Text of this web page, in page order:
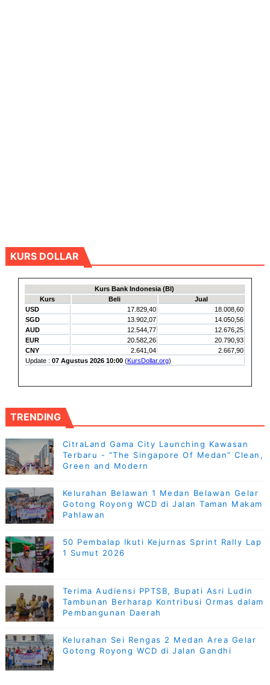
KURS DOLLAR
TRENDING
CitraLand Gama City Launching Kawasan
Terbaru - “The Singapore Of Medan” Clean,
Green and Modern
Kelurahan Belawan 1 Medan Belawan Gelar
Gotong Royong WCD di Jalan Taman Makam
Pahlawan
50 Pembalap Ikuti Kejurnas Sprint Rally Lap
1 Sumut 2026
Terima Audiensi PPTSB, Bupati Asri Ludin
Tambunan Berharap Kontribusi Ormas dalam
Pembangunan Daerah
Kelurahan Sei Rengas 2 Medan Area Gelar
Gotong Royong WCD di Jalan Gandhi